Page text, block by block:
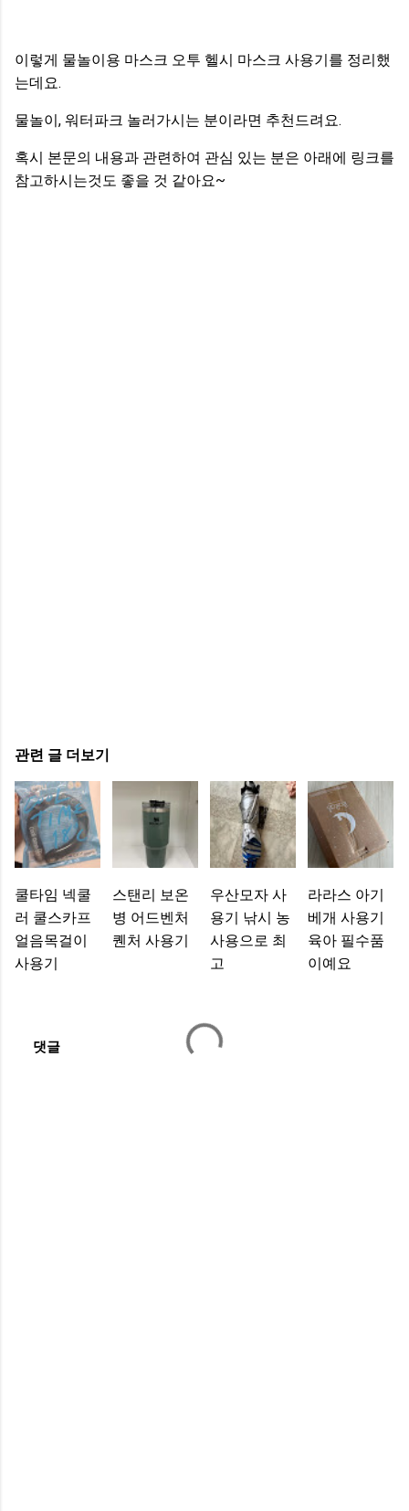
이렇게 물놀이용 마스크 오투 헬시 마스크 사용기를 정리했
는데요.
물놀이, 워터파크 놀러가시는 분이라면 추천드려요.
혹시 본문의 내용과 관련하여 관심 있는 분은 아래에 링크를
참고하시는것도 좋을 것 같아요~
관련 글 더보기
쿨타임 넥쿨
러 쿨스카프
얼음목걸이
사용기
스탠리 보온
병 어드벤처
퀜처 사용기
우산모자 사
용기 낚시 농
사용으로 최
고
라라스 아기
베개 사용기
육아 필수품
이예요
댓글